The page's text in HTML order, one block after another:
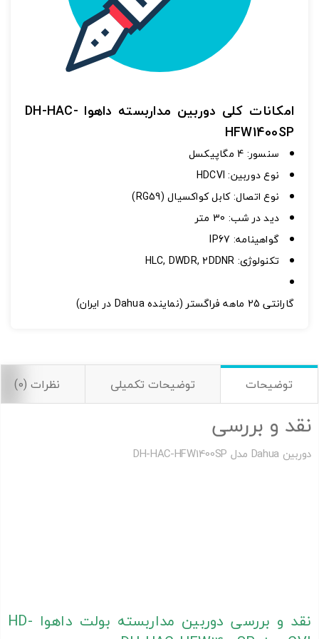
امکانات کلی دوربین مداربسته داهوا DH-HAC-
HFW1400SP
سنسور: 4 مگاپیکسل
نوع دوربین:
HDCVI
نوع اتصال:کابل کواکسیال (RG59)
ديد در شب: 30 متر
گواهینامه:
IP67
تکنولوژی:
HLC, DWDR, 2DDNR
گارانتی 25 ماهه فراگستر (نماینده Dahua در ایران)
توضیحات توضیحات تکمیلی نظرات (0)
نقد و بررسی
دوربین Dahua مدل DH-HAC-HFW1400SP
نقد و بررسی دوربین مداربسته بولت داهوا HD-
ارسال به ایمیل
ارسال
به من از طریق پیامک اطلاع بده